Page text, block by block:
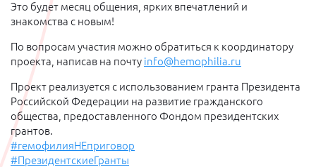
Это будет месяц общения, ярких впечатлений и
знакомства с новым!
По вопросам участия можно обратиться к координатору
проекта, написав на почту info@hemophilia.ru
Проект реализуется с использованием гранта Президента
Российской Федерации на развитие гражданского
общества, предоставленного Фондом президентских
грантов.
#гемофилияНЕприговор
#ПрезидентскиеГранты